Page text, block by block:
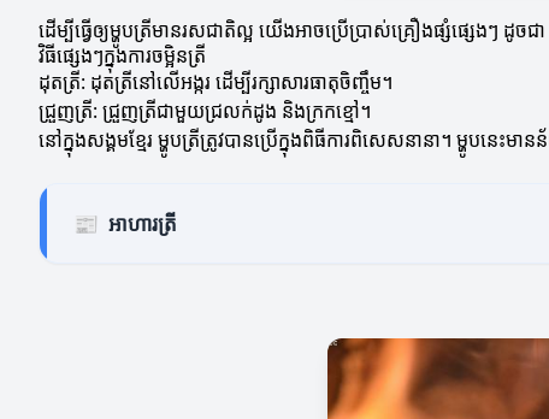
ដើម្បីធ្វើឲ្យម្ហូបត្រីមានរសជាតិល្អ យើងអាចប្រើប្រាស់គ្រឿងផ្សំផ្សេងៗ ដូច
វិធីផ្សេងៗក្នុងការចម្អិនត្រី
ដុតត្រី: ដុតត្រីនៅលើអង្ករ ដើម្បីរក្សាសារធាតុចិញ្ចឹម។
ជ្រួញត្រី: ជ្រួញត្រីជាមួយជ្រលក់ដូង និងក្រកខ្មៅ។
នៅក្នុងសង្គមខ្មែរ ម្ហូបត្រីត្រូវបានប្រើក្នុងពិធីការពិសេសនានា។ ម្ហូបនេ
📰 អាហារត្រី